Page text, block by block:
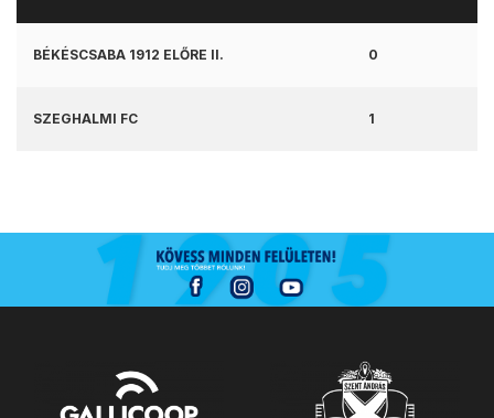
BÉKÉSCSABA 1912 ELŐRE II. 0
SZEGHALMI FC 1